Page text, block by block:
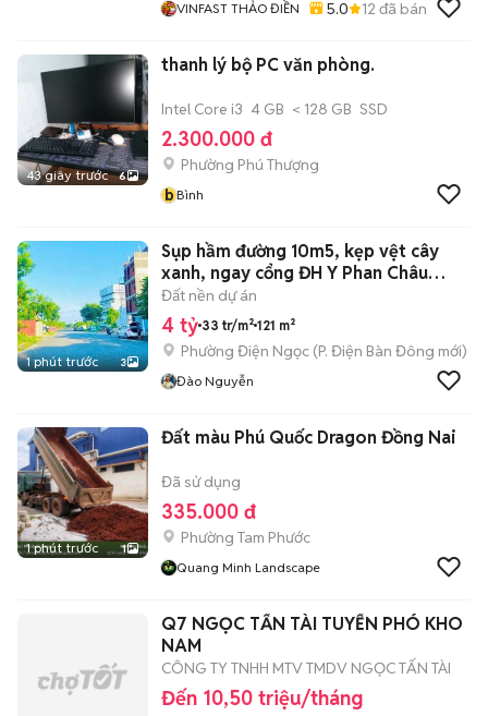
VINFAST THẢO ĐIỀN 5.0 12 đã bán
43 giây trước 6
thanh lý bộ PC văn phòng.
Intel Core i3 4 GB < 128 GB SSD
2.300.000 đ
Phường Phú Thượng
bBình
1 phút trước 3
Sụp hầm đường 10m5, kẹp vệt cây
xanh, ngay cổng ĐH Y Phan Châu
Trinh
Đất nền dự án
4 tỷ 33 tr/m² 121 m²
Phường Điện Ngọc (P. Điện Bàn Đông mới)
Đào Nguyễn
1 phút trước 1
Đất màu Phú Quốc Dragon Đồng Nai
Đã sử dụng
335.000 đ
Phường Tam Phước
Quang Minh Landscape
Q7 NGỌC TẤN TÀI TUYỂN PHÓ KHO
NAM
CÔNG TY TNHH MTV TMDV NGỌC TẤN TÀI
Đến 10,50 triệu/tháng